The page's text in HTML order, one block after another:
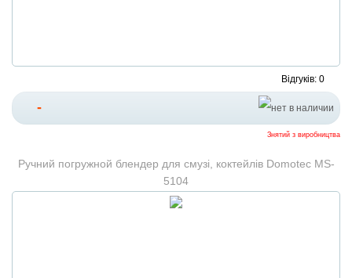
Відгуків: 0
-
Знятий з виробництва
Ручний погружной блендер для смузі, коктейлів Domotec MS-
5104